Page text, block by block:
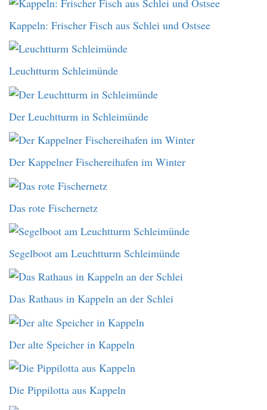
Kappeln: Frischer Fisch aus Schlei und Ostsee
Leuchtturm Schleimünde
Der Leuchtturm in Schleimünde
Der Kappelner Fischereihafen im Winter
Das rote Fischernetz
Segelboot am Leuchtturm Schleimünde
Das Rathaus in Kappeln an der Schlei
Der alte Speicher in Kappeln
Die Pippilotta aus Kappeln